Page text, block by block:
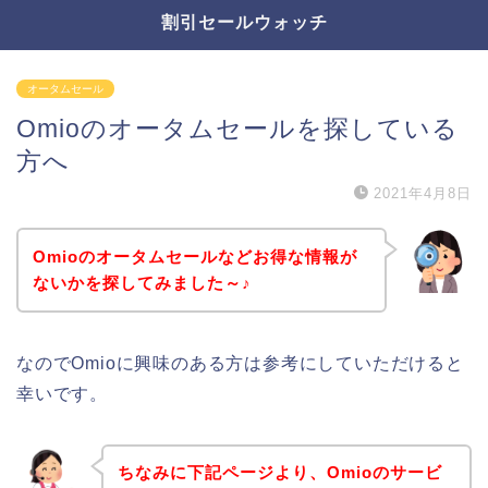
割引セールウォッチ
オータムセール
Omioのオータムセールを探している
方へ
2021年4月8日
Omioのオータムセールなどお得な情報が
ないかを探してみました～♪
なのでOmioに興味のある方は参考にしていただけると
幸いです。
ちなみに下記ページより、Omioのサービ